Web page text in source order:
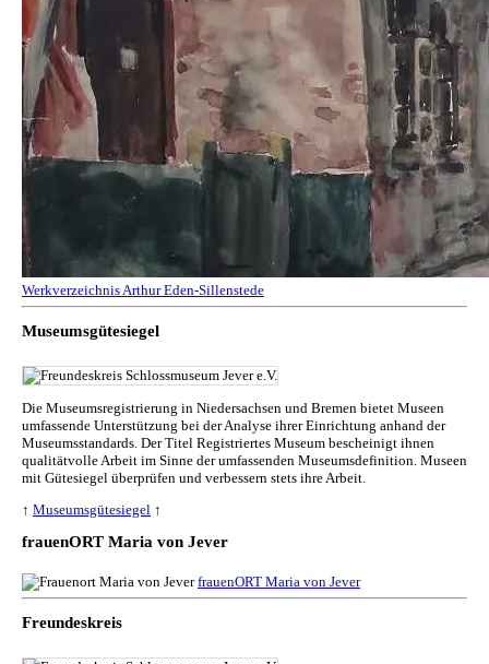
Werkverzeichnis Arthur Eden-Sillenstede
Museumsgütesiegel
Die Museumsregistrierung in Niedersachsen und Bremen bietet Museen
umfassende Unterstützung bei der Analyse ihrer Einrichtung anhand der
Museumsstandards. Der Titel Registriertes Museum bescheinigt ihnen
qualitätvolle Arbeit im Sinne der umfassenden Museumsdefinition. Museen
mit Gütesiegel überprüfen und verbessern stets ihre Arbeit.
↑ Museumsgütesiegel ↑
frauenORT Maria von Jever
frauenORT Maria von Jever
Freundeskreis